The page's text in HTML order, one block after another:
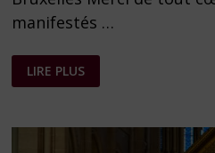
manifestés …
LES
PETITS
CHANTEURS
LIRE PLUS